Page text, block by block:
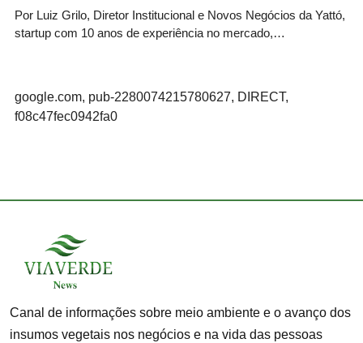
Por Luiz Grilo, Diretor Institucional e Novos Negócios da Yattó,
startup com 10 anos de experiência no mercado,…
google.com, pub-2280074215780627, DIRECT,
f08c47fec0942fa0
Canal de informações sobre meio ambiente e o avanço dos
insumos vegetais nos negócios e na vida das pessoas